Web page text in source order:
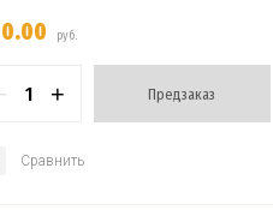
руб.
+ Предзаказ
Сравнить